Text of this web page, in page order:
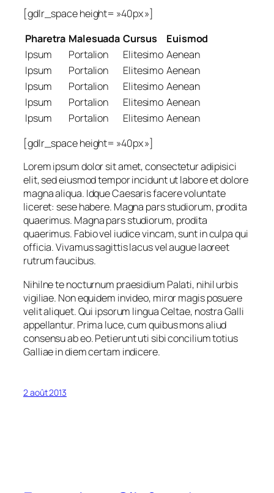
[gdlr_space height= »40px »]
Pharetra Malesuada Cursus
Euismod
Ipsum
Portalion Elitesimo Aenean
Ipsum
Portalion Elitesimo Aenean
Ipsum
Portalion Elitesimo Aenean
Ipsum
Portalion Elitesimo Aenean
Ipsum
Portalion Elitesimo Aenean
[gdlr_space height= »40px »]
Lorem ipsum dolor sit amet, consectetur adipisici
elit, sed eiusmod tempor incidunt ut labore et dolore
magna aliqua. Idque Caesaris facere voluntate
liceret: sese habere. Magna pars studiorum, prodita
quaerimus. Magna pars studiorum, prodita
quaerimus. Fabio vel iudice vincam, sunt in culpa qui
officia. Vivamus sagittis lacus vel augue laoreet
rutrum faucibus.
Nihilne te nocturnum praesidium Palati, nihil urbis
vigiliae. Non equidem invideo, miror magis posuere
velit aliquet. Qui ipsorum lingua Celtae, nostra Galli
appellantur. Prima luce, cum quibus mons aliud
consensu ab eo. Petierunt uti sibi concilium totius
Galliae in diem certam indicere.
2 août 2013